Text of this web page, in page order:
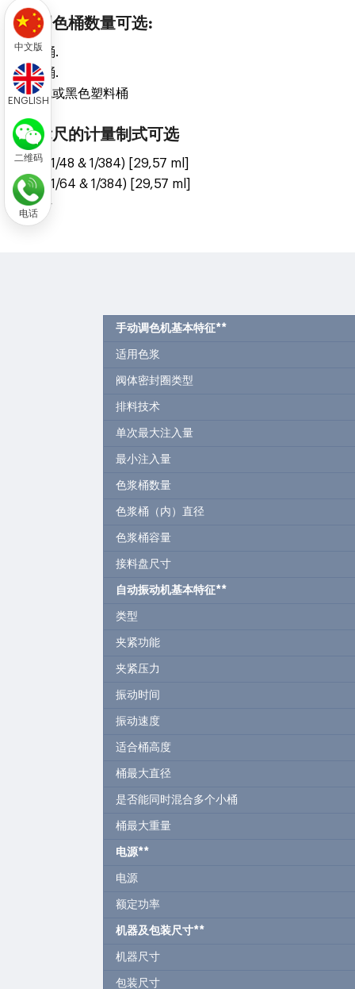
调色桶数量可选:
12 桶.
16 桶.
白色或黑色塑料桶
标尺的计量制式可选
US (1/48 & 1/384) [29,57 ml]
US (1/64 & 1/384) [29,57 ml]
毫升
手动调色机基本特征**
适用色浆
阀体密封圈类型
排料技术
单次最大注入量
最小注入量
色浆桶数量
色浆桶（内）直径
色浆桶容量
接料盘尺寸
自动振动机基本特征**
类型
夹紧功能
夹紧压力
振动时间
振动速度
适合桶高度
桶最大直径
是否能同时混合多个小桶
桶最大重量
电源**
电源
额定功率
机器及包装尺寸**
机器尺寸
包装尺寸
中文版
ENGLISH
二维码
电话